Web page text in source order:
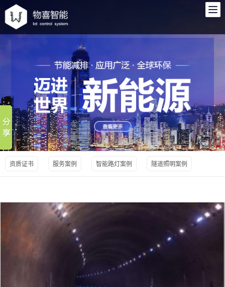
综合杆,单灯控制器,智能照明控制系统-物喜智能
资质证书 服务案例 智能路灯案例 隧道照明案例